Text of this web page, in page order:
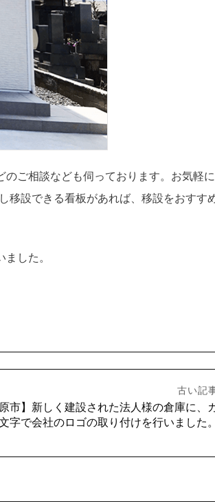
ご相談なども伺っております。お気軽
移設できる看板があれば、移設をおすす
した。
古い記
市】新しく建設された法人様の倉庫に、
字で会社のロゴの取り付けを行いました